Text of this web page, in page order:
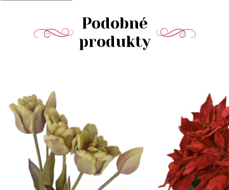
Podobné
produkty